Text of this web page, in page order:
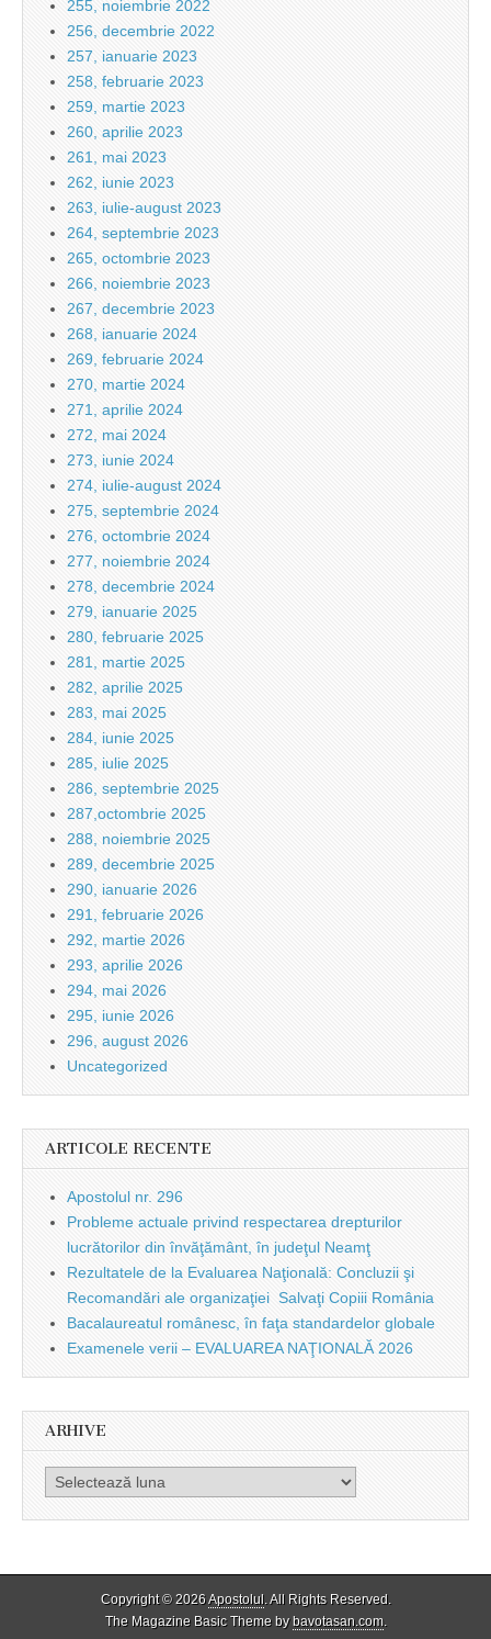
255, noiembrie 2022
256, decembrie 2022
257, ianuarie 2023
258, februarie 2023
259, martie 2023
260, aprilie 2023
261, mai 2023
262, iunie 2023
263, iulie-august 2023
264, septembrie 2023
265, octombrie 2023
266, noiembrie 2023
267, decembrie 2023
268, ianuarie 2024
269, februarie 2024
270, martie 2024
271, aprilie 2024
272, mai 2024
273, iunie 2024
274, iulie-august 2024
275, septembrie 2024
276, octombrie 2024
277, noiembrie 2024
278, decembrie 2024
279, ianuarie 2025
280, februarie 2025
281, martie 2025
282, aprilie 2025
283, mai 2025
284, iunie 2025
285, iulie 2025
286, septembrie 2025
287,octombrie 2025
288, noiembrie 2025
289, decembrie 2025
290, ianuarie 2026
291, februarie 2026
292, martie 2026
293, aprilie 2026
294, mai 2026
295, iunie 2026
296, august 2026
Uncategorized
ARTICOLE RECENTE
Apostolul nr. 296
Probleme actuale privind respectarea drepturilor
lucrătorilor din învăţământ, în judeţul Neamţ
Rezultatele de la Evaluarea Naţională: Concluzii şi
Recomandări ale organizaţiei Salvaţi Copiii România
Bacalaureatul românesc, în faţa standardelor globale
Examenele verii – EVALUAREA NAŢIONALĂ 2026
ARHIVE
Arhive
Copyright © 2026Apostolul. All Rights Reserved.
The Magazine Basic Theme bybavotasan.com.